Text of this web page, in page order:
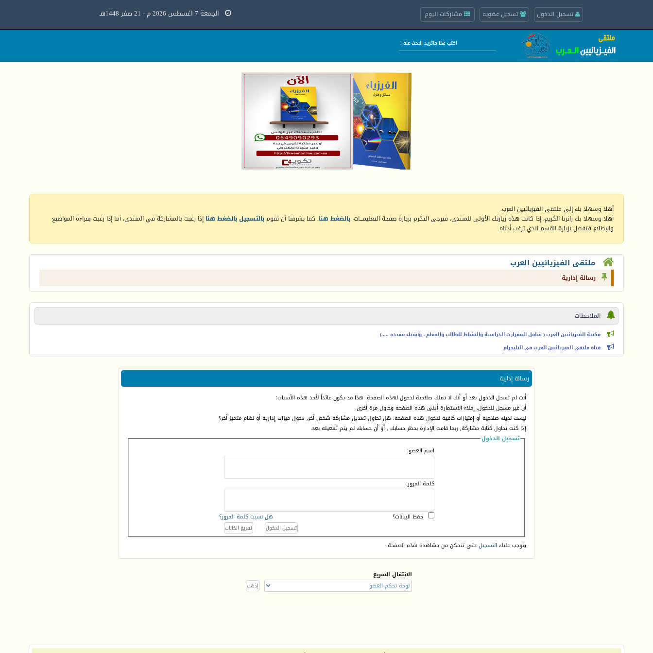
تسجيل الدخول تسجيل عضوية مشاركات اليوم الجمعة 7 اغسطس 2026 م - 21 صفر 1448هـ
أهلا وسهلا بك إلى ملتقى الفيزيائيين العرب.
أهلا وسهلا بك زائرنا الكريم، إذا كانت هذه زيارتك الأولى للمنتدى، فيرجى التكرم بزيارة صفحة التعليمـــات، بالضغط هنا. كما يشرفنا أن تقومبالتسجيل بالضغط هنا إذا رغبت بالمشاركة في المنتدى، أما إذا رغبت بقراءة المواضيع
والإطلاع فتفضل بزيارة القسم الذي ترغب أدناه.
ملتقى الفيزيائيين العرب
رسالة إدارية
الملاحظات
مكتبة الفيزيائيين العرب ( شامل المقرارت الدراسية والنشاط للطالب والمعلم ، وأشياء مفيدة .....)
قناة ملتقى الفيزيائيين العرب في التليجرام
رسالة إدارية
أنت لم تسجل الدخول بعد أو أنك لا تملك صلاحية لدخول لهذه الصفحة. هذا قد يكون عائداً لأحد هذه الأسباب:
أن غير مسجل للدخول. إملاء الاستمارة أدنى هذه الصفحة وحاول مرة أخرى.
ليست لديك صلاحية أو إمتيازات كافية لدخول هذه الصفحة. هل تحاول تعديل مشاركة شخص آخر, دخول ميزات إدارية أو نظام متميز آخر؟
إذا كنت تحاول كتابة مشاركة, ربما قامت الإدارة بحظر حسابك , أو أن حسابك لم يتم تفعيله بعد.
تسجيل الدخول
اسم العضو:
كلمة المرور:
هل نسيت كلمة المرور؟ حفظ البيانات؟
يتوجب عليك التسجيلحتى تتمكن من مشاهدة هذه الصفحة.
الانتقال السريع